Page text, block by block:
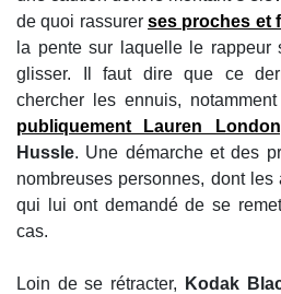
de quoi rassurer ses proches et
la pente sur laquelle le rappeur
glisser. Il faut dire que ce
chercher les ennuis,
publiquement Lauren
Hussle. Une démarche et des
nombreuses personnes, dont
qui lui ont demandé de se
cas.
Loin de se rétracter, Kodak